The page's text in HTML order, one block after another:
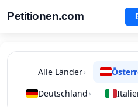
Petitionen.com
Alle Länder›
Deutschland ›